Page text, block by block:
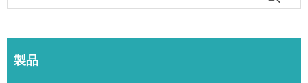
製品